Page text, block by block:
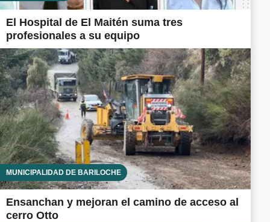
El Hospital de El Maitén suma tres
profesionales a su equipo
MUNICIPALIDAD DE BARILOCHE
Ensanchan y mejoran el camino de acceso al
cerro Otto